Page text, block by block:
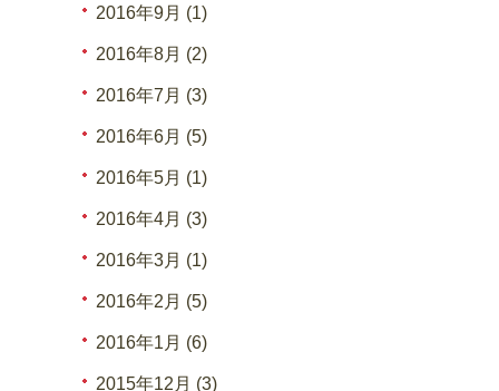
2016年9月 (1)
2016年8月 (2)
2016年7月 (3)
2016年6月 (5)
2016年5月 (1)
2016年4月 (3)
2016年3月 (1)
2016年2月 (5)
2016年1月 (6)
2015年12月 (3)